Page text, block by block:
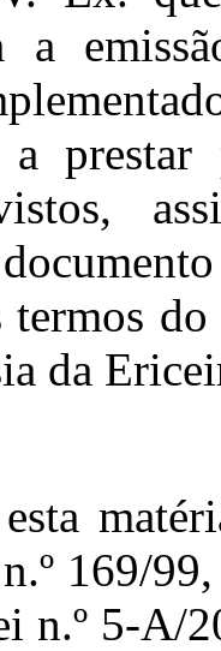
a
a
termos
da
169/
n.º 5-A/